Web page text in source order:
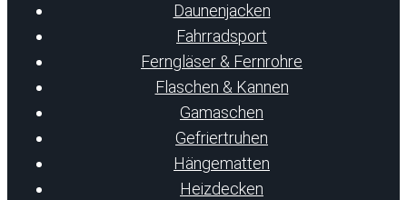
Daunenjacken
Fahrradsport
Ferngläser & Fernrohre
Flaschen & Kannen
Gamaschen
Gefriertruhen
Hängematten
Heizdecken